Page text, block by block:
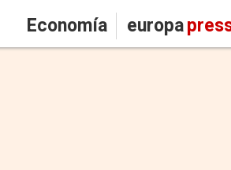
Economía europa